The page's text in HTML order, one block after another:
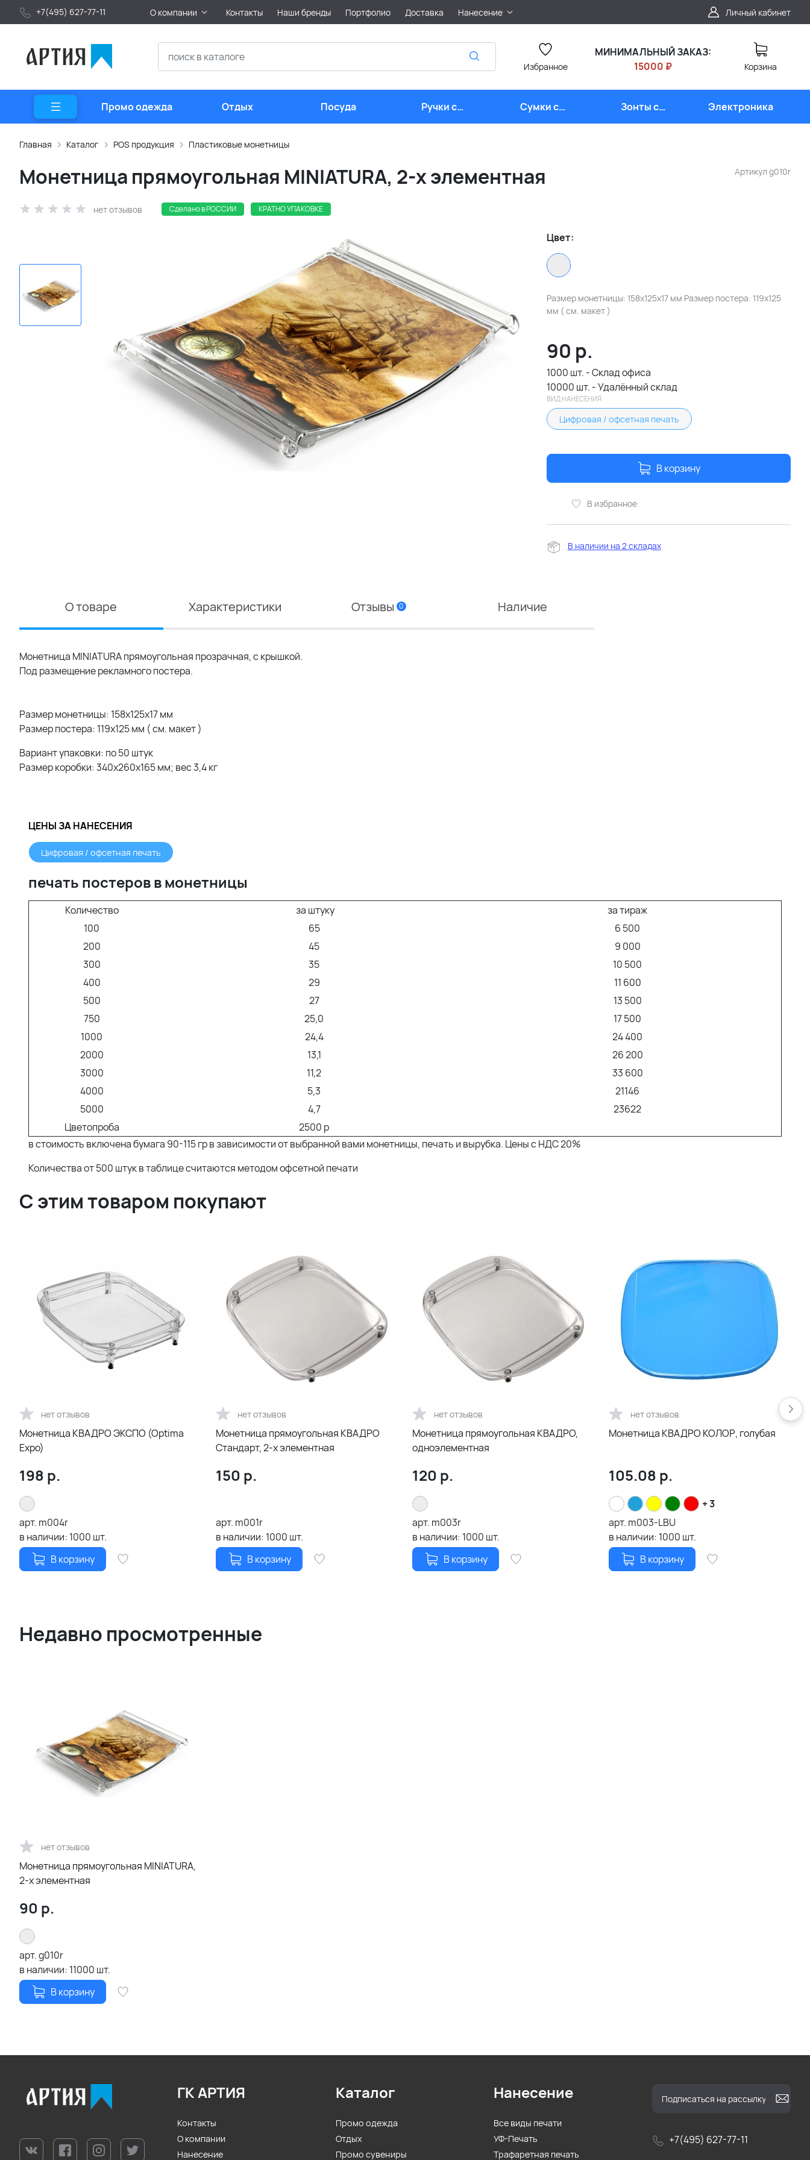
+7(495) 627-77-11 О компании Контакты Наши бренды Портфолио Доставка Нанесение Личный кабинет
Избранное
МИНИМАЛЬНЫЙ ЗАКАЗ:
15000 ₽
Корзина
Промо одежда Отдых Посуда
Ручки с
логотипом
Сумки с
логотипом
Зонты с
логотипом
Электроника
Главная Каталог POS продукция Пластиковые монетницы
Артикул g010r
Монетница прямоугольная MINIATURA, 2-х элементная
нет отзывов Сделано в РОССИИ КРАТНО УПАКОВКЕ
Цвет:
Размер монетницы: 158х125х17 мм Размер постера: 119х125
мм ( см. макет )
90 р.
1000 шт. - Склад офиса
10000 шт. - Удалённый склад
ВИД НАНЕСЕНИЯ
Цифровая / офсетная печать
В корзину
В избранное
В наличии на 2 складах
О товаре Характеристики Отзывы 0 Наличие
Монетница MINIATURA прямоугольная прозрачная, с крышкой.
Под размещение рекламного постера.
Размер монетницы: 158х125х17 мм
Размер постера: 119х125 мм ( см. макет )
Вариант упаковки: по 50 штук
Размер коробки: 340х260х165 мм; вес 3,4 кг
ЦЕНЫ ЗА НАНЕСЕНИЯ
Цифровая / офсетная печать
печать постеров в монетницы
Количество за штуку
за тираж
100
65
6 500
200
45
9 000
300
35
10 500
400
29
11 600
500
27
13 500
750
25,0
17 500
1000
24,4
24 400
2000
13,1
26 200
3000
11,2
33 600
4000
5,3
21146
5000
4,7
23622
Цветопроба
2500 р
в стоимость включена бумага 90-115 гр в зависимости от выбранной вами монетницы, печать и вырубка. Цены с НДС 20%
Количества от 500 штук в таблице считаются методом офсетной печати
С этим товаром покупают
нет отзывов
Монетница КВАДРО ЭКСПО (Optima
Expo)
198 р.
арт. m004r
в наличии: 1000 шт.
В корзину
нет отзывов
Монетница прямоугольная КВАДРО
Стандарт, 2-х элементная
150 р.
арт. m001r
в наличии: 1000 шт.
В корзину
нет отзывов
Монетница прямоугольная КВАДРО,
одноэлементная
120 р.
арт. m003r
в наличии: 1000 шт.
В корзину
нет отзывов
Монетница КВАДРО КОЛОР, голубая
105.08 р.
+ 3
арт. m003-LBU
в наличии: 1000 шт.
В корзину
Недавно просмотренные
нет отзывов
Монетница прямоугольная MINIATURA,
2-х элементная
90 р.
арт.g010r
в наличии: 11000 шт.
В корзину
+7(495) 627-77-11
ГК АРТИЯ
Контакты
О компании
Нанесение
Каталог
Промо одежда
Отдых
Промо сувениры
Нанесение
Все виды печати
УФ-Печать
Трафаретная печать